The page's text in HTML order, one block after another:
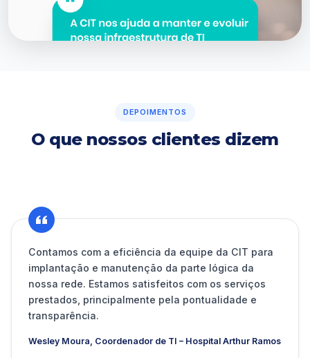
DEPOIMENTOS
O que nossos clientes dizem
Contamos com a eficiência da equipe da CIT para
implantação e manutenção da parte lógica da
nossa rede. Estamos satisfeitos com os serviços
prestados, principalmente pela pontualidade e
transparência.
Wesley Moura, Coordenador de TI – Hospital Arthur Ramos